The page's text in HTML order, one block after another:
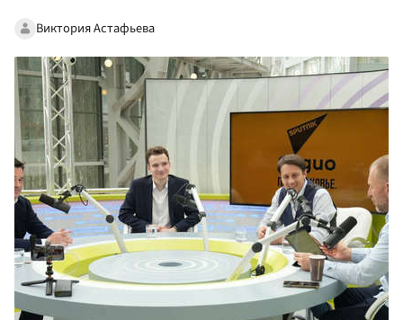
Виктория Астафьева